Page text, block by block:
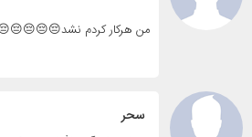
من هرکار کردم
سحر